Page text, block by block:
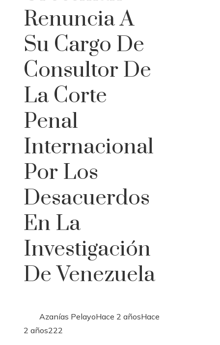
Renuncia A
Su Cargo De
Consultor De
La Corte
Penal
Internacional
Por Los
Desacuerdos
En La
Investigación
De Venezuela
Azanías PelayoHace 2 añosHace
2 años222